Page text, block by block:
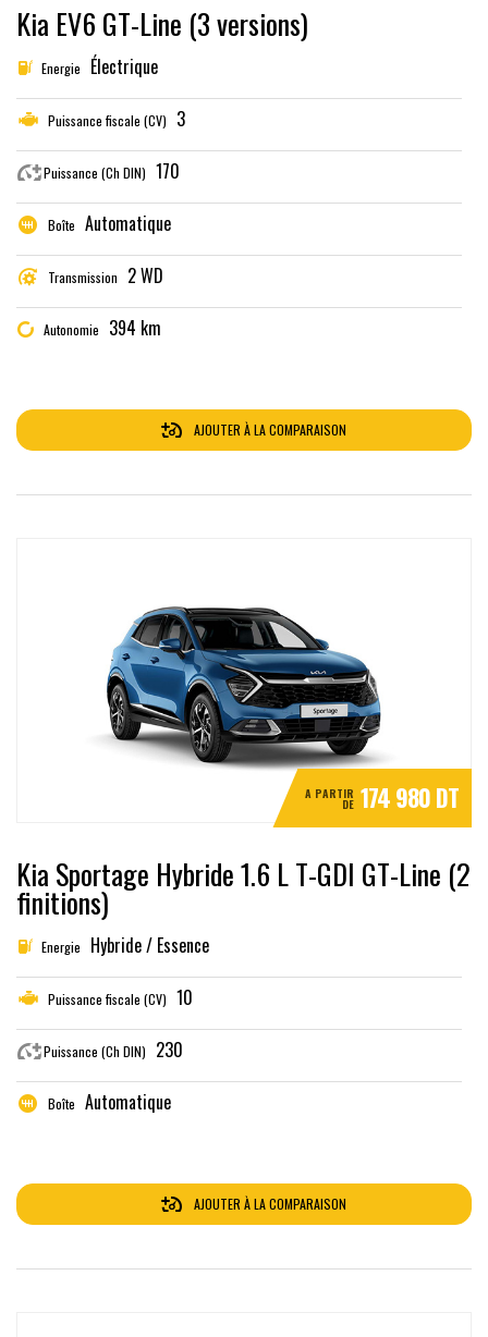
Kia EV6 GT-Line (3 versions)
Energie Électrique
Puissance fiscale (CV) 3
Puissance (Ch DIN) 170
Boîte Automatique
Transmission 2 WD
Autonomie 394 km
AJOUTER À LA COMPARAISON
A PARTIR
DE 174 980 DT
Kia Sportage Hybride 1.6 L T-GDI GT-Line (2
finitions)
Energie Hybride / Essence
Puissance fiscale (CV) 10
Puissance (Ch DIN) 230
Boîte Automatique
AJOUTER À LA COMPARAISON